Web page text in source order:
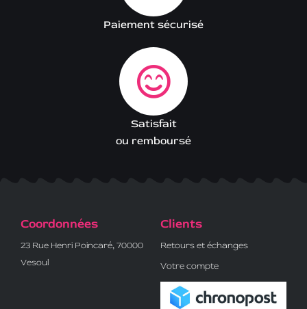
Paiement sécurisé
Satisfait
ou remboursé
Coordonnées
23 Rue Henri Poincaré, 70000
Vesoul
Clients
Retours et échanges
Votre compte